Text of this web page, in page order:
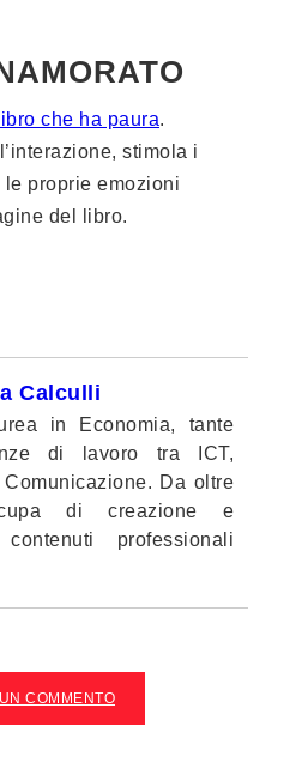
libro che ha paura.
stimola i
proprie emozioni
del libro.
Calculli
in Economia, tante
di lavoro tra ICT,
Comunicazione. Da oltre
di creazione e
professionali
COMMENTO